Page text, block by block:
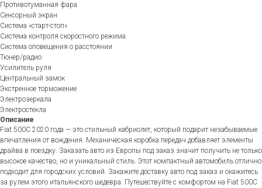
Противотуманная фара
Сенсорный экран
Система «старт-стоп»
Система контроля скоростного режима
Система оповещения о расстоянии
Тюнер/радио
Усилитель руля
Центральный замок
Экстренное торможение
Электрозеркала
Электростекла
Описание
Fiat 500C 2020 года — это стильный кабриолет, который подарит незабываемые
впечатления от вождения. Механическая коробка передач добавляет элементы
драйва в поездку. Заказать авто из Европы под заказ значит получить не только
высокое качество, но и уникальный стиль. Этот компактный автомобиль отлично
подходит для городских условий. Закажите доставку авто под заказ и окажитесь
за рулем этого итальянского шедевра. Путешествуйте с комфортом на Fiat 500C